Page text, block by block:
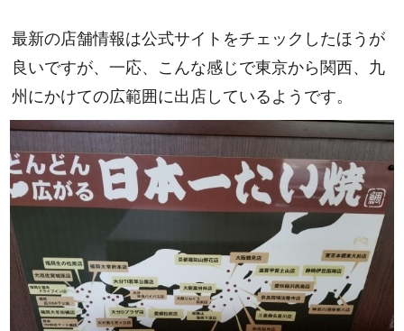
最新の店舗情報は公式サイトをチェックしたほうが
良いですが、一応、こんな感じで東京から関西、九
州にかけての広範囲に出店しているようです。